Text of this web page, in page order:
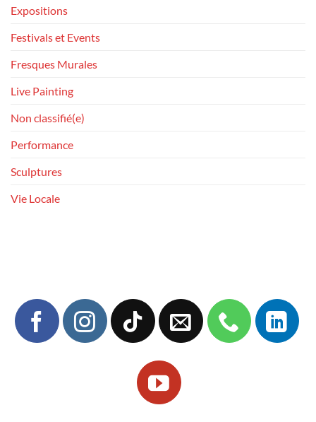
Expositions
Festivals et Events
Fresques Murales
Live Painting
Non classifié(e)
Performance
Sculptures
Vie Locale